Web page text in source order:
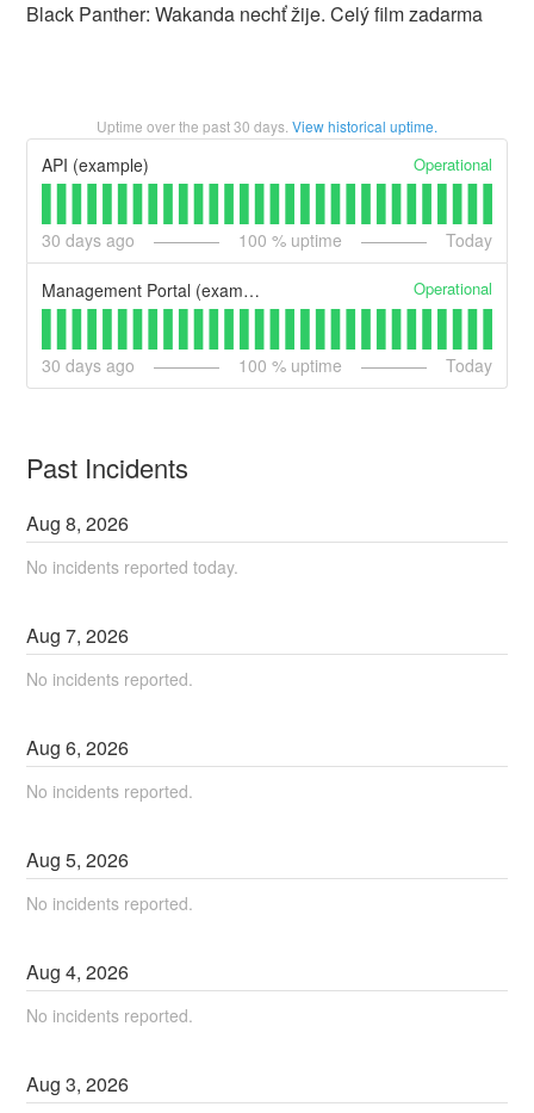
Black Panther: Wakanda nechť žije. Celý film zadarma
Uptime over the past30 days. View historical uptime.
API (example) Operational
30 days ago 100 % uptime Today
Management Portal (example) Operational
30 days ago 100 % uptime Today
Past Incidents
Aug8,2026
No incidents reported today.
Aug7,2026
No incidents reported.
Aug6,2026
No incidents reported.
Aug5,2026
No incidents reported.
Aug4,2026
No incidents reported.
Aug3,2026